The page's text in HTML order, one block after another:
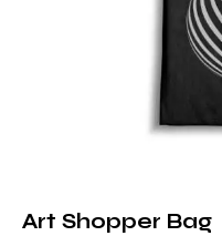
Art Shopper Bag